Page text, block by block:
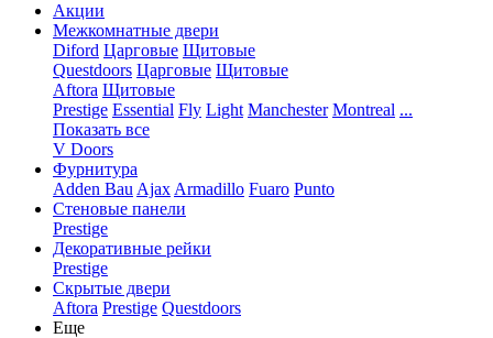
Акции
Межкомнатные двери
Diford Царговые Щитовые
Questdoors Царговые Щитовые
Aftora Щитовые
Prestige Essential Fly Light Manchester Montreal ...
Показать все
V Doors
Фурнитура
Adden Bau Ajax Armadillo Fuaro Punto
Стеновые панели
Prestige
Декоративные рейки
Prestige
Скрытые двери
Aftora Prestige Questdoors
Еще